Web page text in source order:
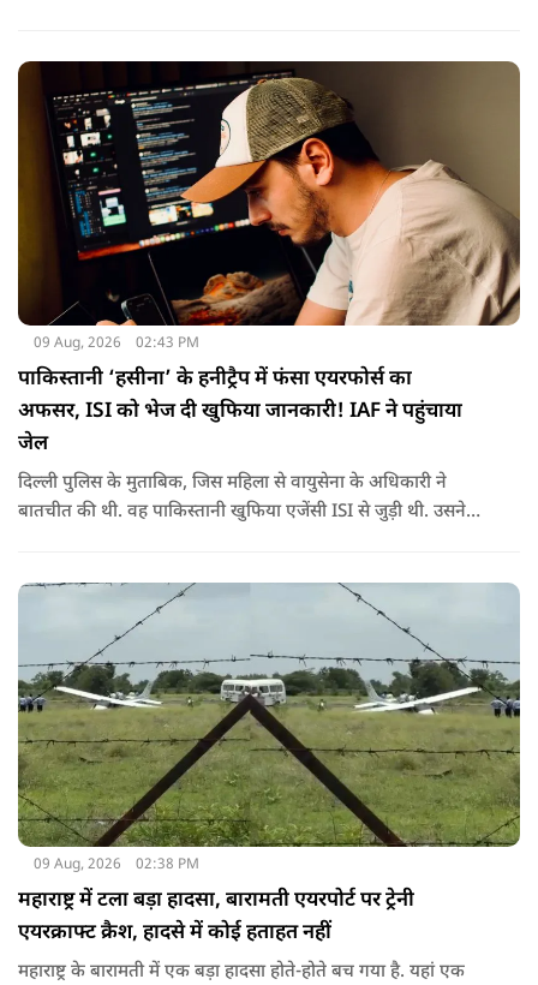
09 Aug, 2026 02:43 PM
पाकिस्तानी ‘हसीना’ के हनीट्रैप में फंसा एयरफोर्स का
अफसर, ISI को भेज दी खुफिया जानकारी! IAF ने पहुंचाया
जेल
दिल्ली पुलिस के मुताबिक, जिस महिला से वायुसेना के अधिकारी ने
बातचीत की थी. वह पाकिस्तानी खुफिया एजेंसी ISI से जुड़ी थी. उसने
09 Aug, 2026 02:38 PM
महाराष्ट्र में टला बड़ा हादसा, बारामती एयरपोर्ट पर ट्रेनी
एयरक्राफ्ट क्रैश, हादसे में कोई हताहत नहीं
महाराष्ट्र के बारामती में एक बड़ा हादसा होते-होते बच गया है. यहां एक